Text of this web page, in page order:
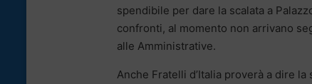
spendibile per dare la scalata a
confronti, al momento non arrivano
alle Amministrative.
Anche Fratelli d’Italia proverà a dire